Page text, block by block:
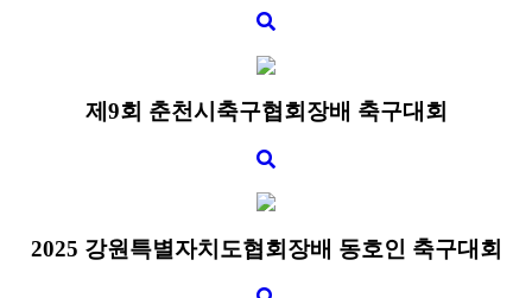
제9회 춘천시축구협회장배 축구대회
2025 강원특별자치도협회장배 동호인 축구대회